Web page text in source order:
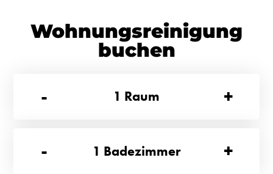
Wohnungsreinigung
buchen
-
1 Raum +
- 1 Badezimmer +